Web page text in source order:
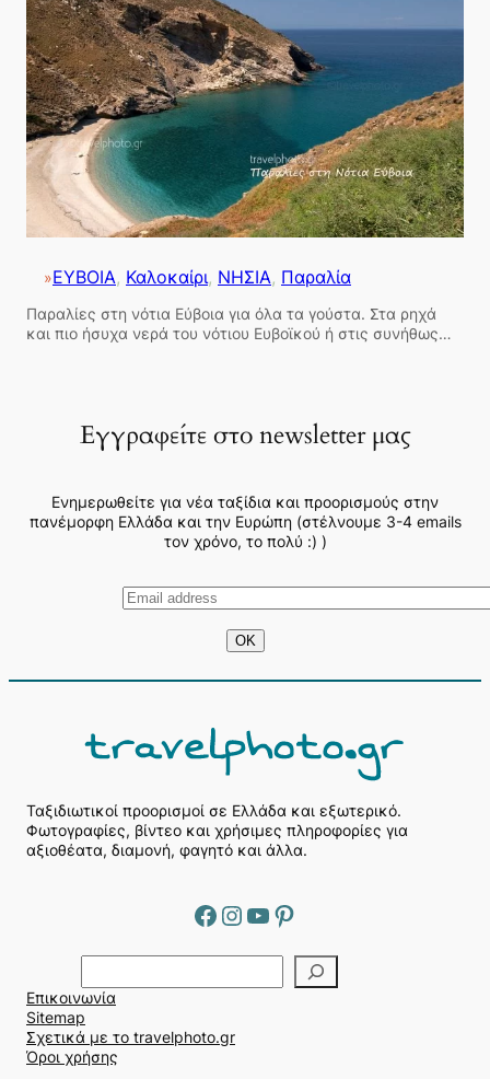
»ΕΥΒΟΙΑ, Καλοκαίρι, ΝΗΣΙΑ, Παραλία
Παραλίες στη νότια Εύβοια για όλα τα γούστα. Στα ρηχά
και πιο ήσυχα νερά του νότιου Ευβοϊκού ή στις συνήθως…
Εγγραφείτε στο newsletter μας
Ενημερωθείτε για νέα ταξίδια και προορισμούς στην
πανέμορφη Ελλάδα και την Ευρώπη (στέλνουμε 3-4 emails
τον χρόνο, το πολύ :) )
Ταξιδιωτικοί προορισμοί σε Ελλάδα και εξωτερικό.
Φωτογραφίες, βίντεο και χρήσιμες πληροφορίες για
αξιοθέατα, διαμονή, φαγητό και άλλα.
Facebook Instagram YouTube Pinterest
ν
α
ζ
ή
Επικοινωνία
Sitemap
Σχετικά με το travelphoto.gr
Όροι χρήσης